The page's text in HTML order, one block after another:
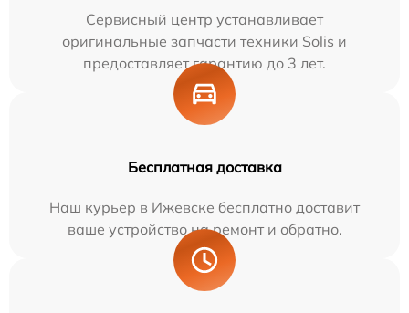
Сервисный центр устанавливает
оригинальные запчасти техники Solis и
предоставляет гарантию до 3 лет.
Бесплатная доставка
Наш курьер в Ижевске бесплатно доставит
ваше устройство на ремонт и обратно.